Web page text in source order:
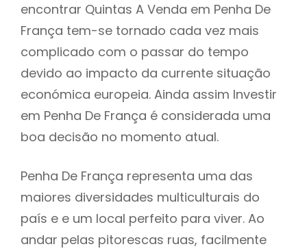
encontrar Quintas A Venda em Penha De
França tem-se tornado cada vez mais
complicado com o passar do tempo
devido ao impacto da currente situação
económica europeia. Ainda assim Investir
em Penha De França é considerada uma
boa decisão no momento atual.
Penha De França representa uma das
maiores diversidades multiculturais do
país e e um local perfeito para viver. Ao
andar pelas pitorescas ruas, facilmente